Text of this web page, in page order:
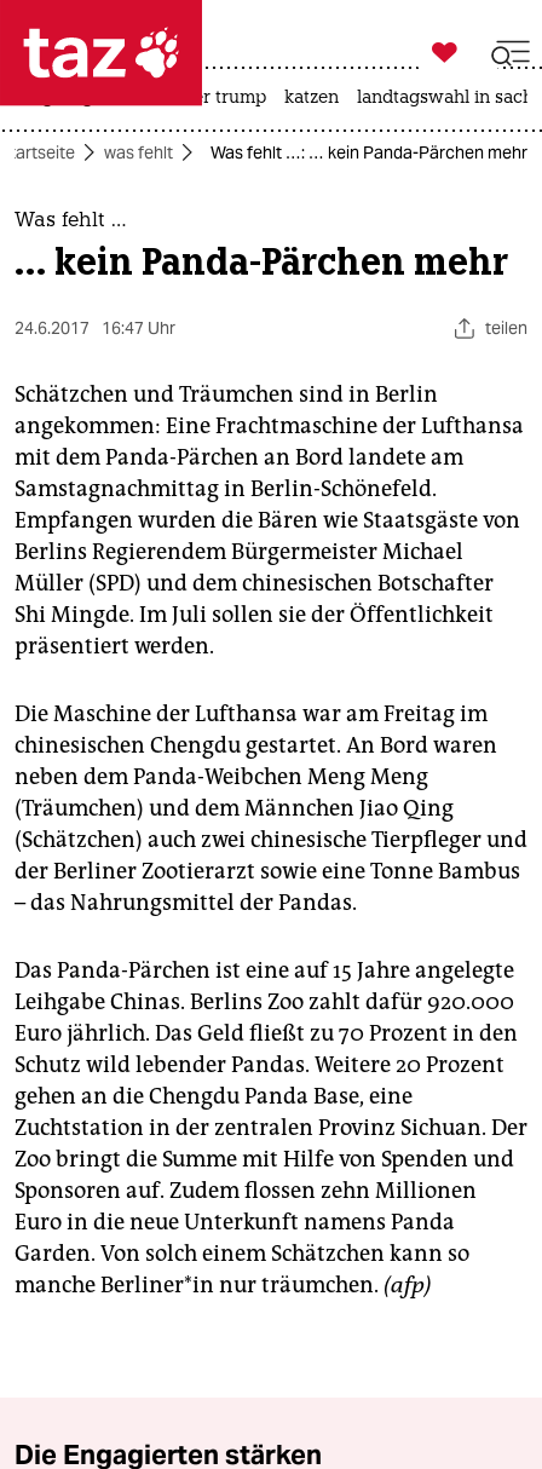
 taz zahl ich
taz zahl ich
themen
politik
öko
gesellschaft
kultur
sport
berlin
nord
wahrheit
verlag
verlag
veranstaltungen
shop
fragen & hilfe
abo
genossenschaft
epaper login

taz zahl ich
usa unter trump katzen landtagswahl in
Startseite was fehlt Was fehlt …: … kein Panda-Pärchen mehr
Was fehlt …
… kein Panda-Pärchen mehr
24.6.2017 16:47 Uhr teilen
Schätzchen und Träumchen sind in Berlin
angekommen: Eine Frachtmaschine der Lufthansa
mit dem Panda-Pärchen an Bord landete am
Samstagnachmittag in Berlin-Schönefeld.
Empfangen wurden die Bären wie Staatsgäste von
Berlins Regierendem Bürgermeister Michael
Müller (SPD) und dem chinesischen Botschafter
Shi Mingde. Im Juli sollen sie der Öffentlichkeit
präsentiert werden.
Die Maschine der Lufthansa war am Freitag im
chinesischen Chengdu gestartet. An Bord waren
neben dem Panda-Weibchen Meng Meng
(Träumchen) und dem Männchen Jiao Qing
(Schätzchen) auch zwei chinesische Tierpfleger und
der Berliner Zootierarzt sowie eine Tonne Bambus
– das Nahrungsmittel der Pandas.
Das Panda-Pärchen ist eine auf 15 Jahre angelegte
Leihgabe Chinas. Berlins Zoo zahlt dafür 920.000
Euro jährlich. Das Geld fließt zu 70 Prozent in den
Schutz wild lebender Pandas. Weitere 20 Prozent
gehen an die Chengdu Panda Base, eine
Zuchtstation in der zentralen Provinz Sichuan. Der
Zoo bringt die Summe mit Hilfe von Spenden und
Sponsoren auf. Zudem flossen zehn Millionen
Euro in die neue Unterkunft namens Panda
Garden. Von solch einem Schätzchen kann so
manche Berliner*in nur träumchen. (afp)
Die Engagierten stärken